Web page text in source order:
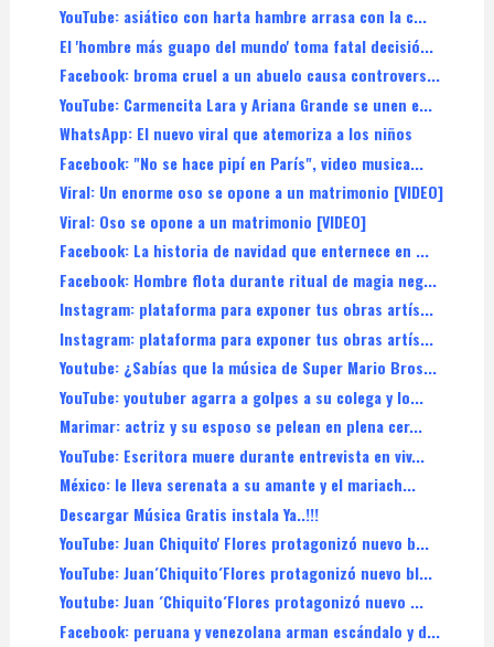
YouTube: asiático con harta hambre arrasa con la c...
El 'hombre más guapo del mundo' toma fatal decisió...
Facebook: broma cruel a un abuelo causa controvers...
YouTube: Carmencita Lara y Ariana Grande se unen e...
WhatsApp: El nuevo viral que atemoriza a los niños
Facebook: "No se hace pipí en París", video musica...
Viral: Un enorme oso se opone a un matrimonio [VIDEO]
Viral: Oso se opone a un matrimonio [VIDEO]
Facebook: La historia de navidad que enternece en ...
Facebook: Hombre flota durante ritual de magia neg...
Instagram: plataforma para exponer tus obras artís...
Instagram: plataforma para exponer tus obras artís...
Youtube: ¿Sabías que la música de Super Mario Bros...
YouTube: youtuber agarra a golpes a su colega y lo...
Marimar: actriz y su esposo se pelean en plena cer...
YouTube: Escritora muere durante entrevista en viv...
México: le lleva serenata a su amante y el mariach...
Descargar Música Gratis instala Ya..!!!
YouTube: Juan Chiquito' Flores protagonizó nuevo b...
YouTube: Juan´Chiquito´Flores protagonizó nuevo bl...
Youtube: Juan ´Chiquito´Flores protagonizó nuevo ...
Facebook: peruana y venezolana arman escándalo y d...